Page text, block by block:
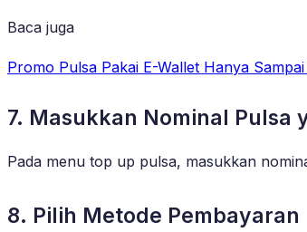
Baca juga
Promo Pulsa Pakai E-Wallet Hanya
7. Masukkan Nominal Pulsa
Pada menu top up pulsa, masukkan
8. Pilih Metode Pembayaran